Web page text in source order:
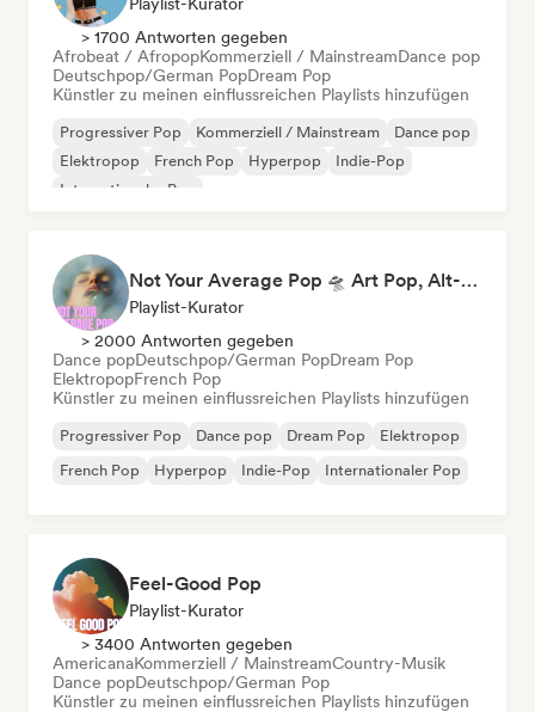
> 1700 Antworten gegeben
Afrobeat / AfropopKommerziell / MainstreamDance pop
Deutschpop/German PopDream Pop
Künstler zu meinen einflussreichen Playlists hinzufügen
Progressiver Pop Kommerziell / Mainstream
Dance pop
Elektropop
French Pop Hyperpop
Indie-Pop
Internationaler Pop
Not Your Average Pop 🛸 Art Pop, Alt-Pop & Indie Pop
Playlist-Kurator
> 2000 Antworten gegeben
Dance popDeutschpop/German PopDream Pop
ElektropopFrench Pop
Künstler zu meinen einflussreichen Playlists hinzufügen
Progressiver Pop Dance pop Dream Pop
Elektropop
French Pop
Hyperpop Indie-Pop Internationaler Pop
Feel-Good Pop
Playlist-Kurator
> 3400 Antworten gegeben
AmericanaKommerziell / MainstreamCountry-Musik
Dance popDeutschpop/German Pop
Künstler zu meinen einflussreichen Playlists hinzufügen